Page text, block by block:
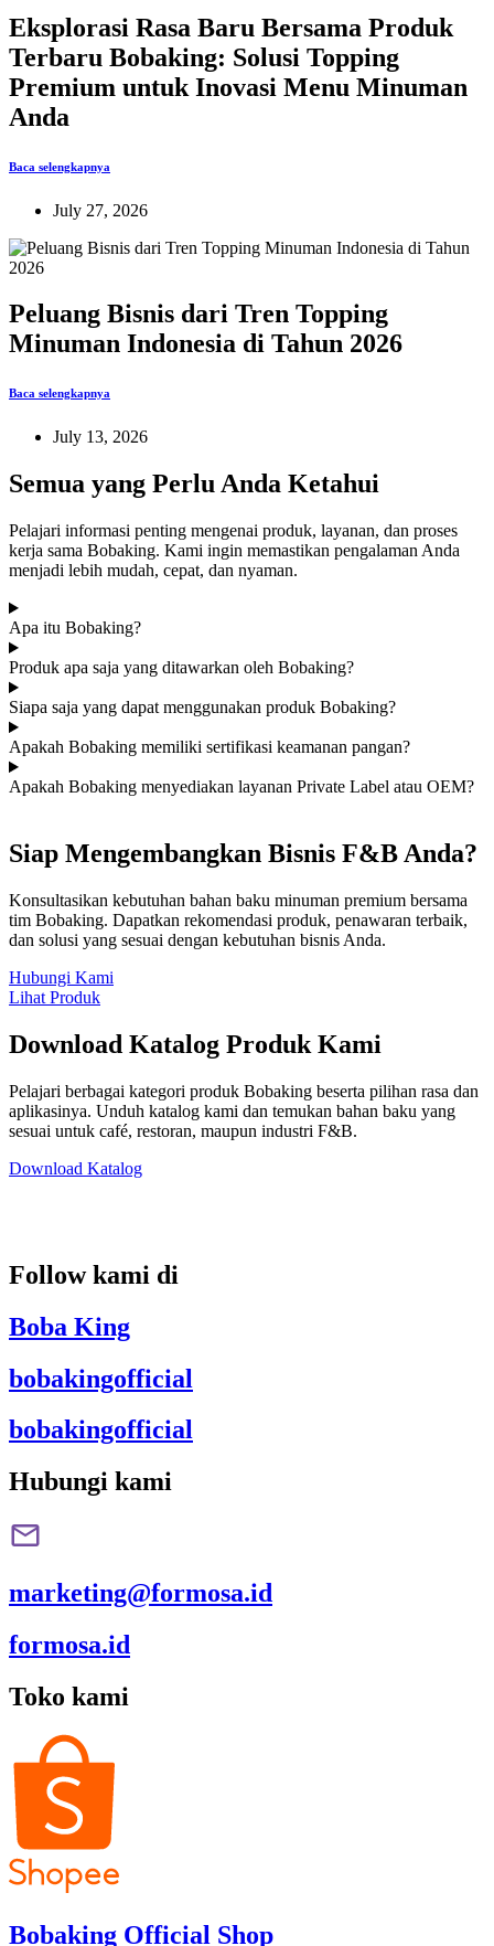
Eksplorasi Rasa Baru Bersama Produk
Terbaru Bobaking: Solusi Topping
Premium untuk Inovasi Menu Minuman
Anda
Baca selengkapnya
July 27, 2026
Peluang Bisnis dari Tren Topping
Minuman Indonesia di Tahun 2026
Baca selengkapnya
July 13, 2026
Semua yang Perlu Anda Ketahui
Pelajari informasi penting mengenai produk, layanan, dan proses
kerja sama Bobaking. Kami ingin memastikan pengalaman Anda
menjadi lebih mudah, cepat, dan nyaman.
Apa itu Bobaking?
Produk apa saja yang ditawarkan oleh Bobaking?
Siapa saja yang dapat menggunakan produk Bobaking?
Apakah Bobaking memiliki sertifikasi keamanan pangan?
Apakah Bobaking menyediakan layanan Private Label atau OEM?
Siap Mengembangkan Bisnis F&B Anda?
Konsultasikan kebutuhan bahan baku minuman premium bersama
tim Bobaking. Dapatkan rekomendasi produk, penawaran terbaik,
dan solusi yang sesuai dengan kebutuhan bisnis Anda.
Hubungi Kami
Lihat Produk
Download Katalog Produk Kami
Pelajari berbagai kategori produk Bobaking beserta pilihan rasa dan
aplikasinya. Unduh katalog kami dan temukan bahan baku yang
sesuai untuk café, restoran, maupun industri F&B.
Download Katalog
Follow kami di
Boba King
bobakingofficial
bobakingofficial
Hubungi kami
marketing@formosa.id
formosa.id
Toko kami
Bobaking Official Shop